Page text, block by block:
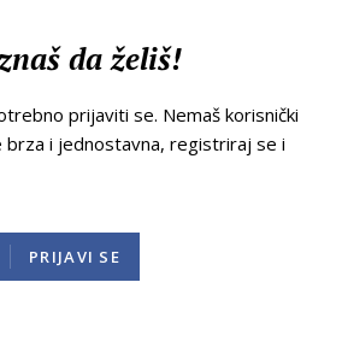
da želiš!
prijaviti se. Nemaš korisnički
brza i jednostavna, registriraj se i
PRIJAVI SE